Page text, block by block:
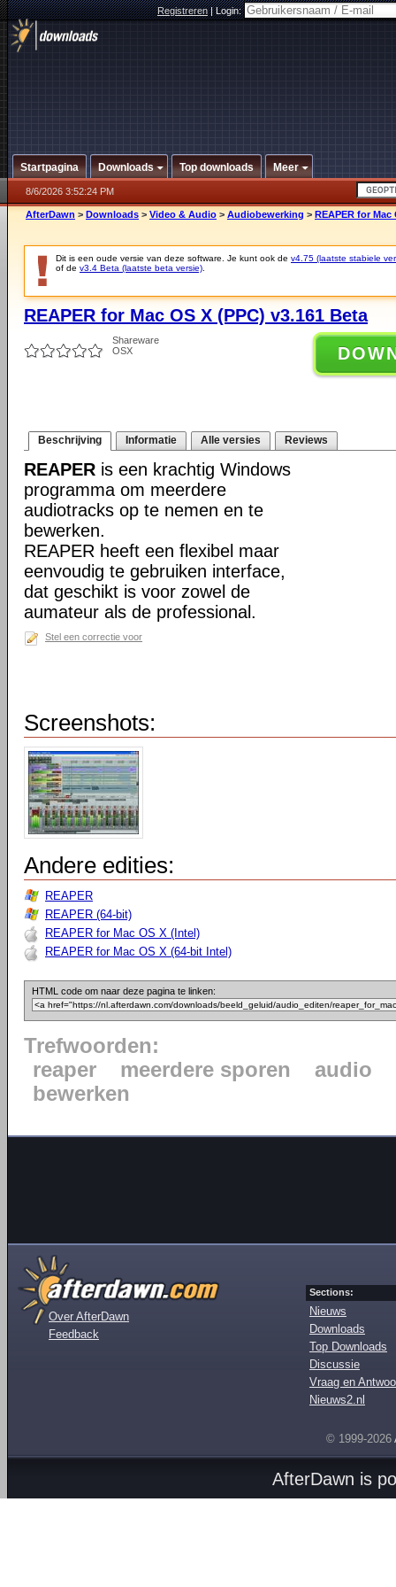
Registreren|Login:
Startpagina Downloads Top downloads Meer
8/6/2026 3:52:24 PM
AfterDawn > Downloads > Video & Audio > Audiobewerking > REAPER for Mac
Dit is een oude versie van deze software. Je kunt ook de v4.75 (laatste stabiele
of de v3.4 Beta (laatste beta versie)
REAPER for Mac OS X (PPC) v3.161 Beta
Shareware
OSX
Beschrijving Informatie Alle versies Reviews
REAPER is een krachtig Windows
programma om meerdere
audiotracks op te nemen en te
bewerken.
REAPER heeft een flexibel maar
eenvoudig te gebruiken interface,
dat geschikt is voor zowel de
aumateur als de professional.
Stel een correctie voor
Screenshots:
Andere edities:
REAPER
REAPER (64-bit)
REAPER for Mac OS X (Intel)
REAPER for Mac OS X (64-bit Intel)
HTML code om naar deze pagina te linken:
Trefwoorden:
reaper
meerdere sporen
audio
bewerken
Over AfterDawn
Feedback
Sections:
Nieuws
Downloads
Top Downloads
Discussie
Vraag en
Nieuws2.nl
© 1999-2026
AfterDawn is